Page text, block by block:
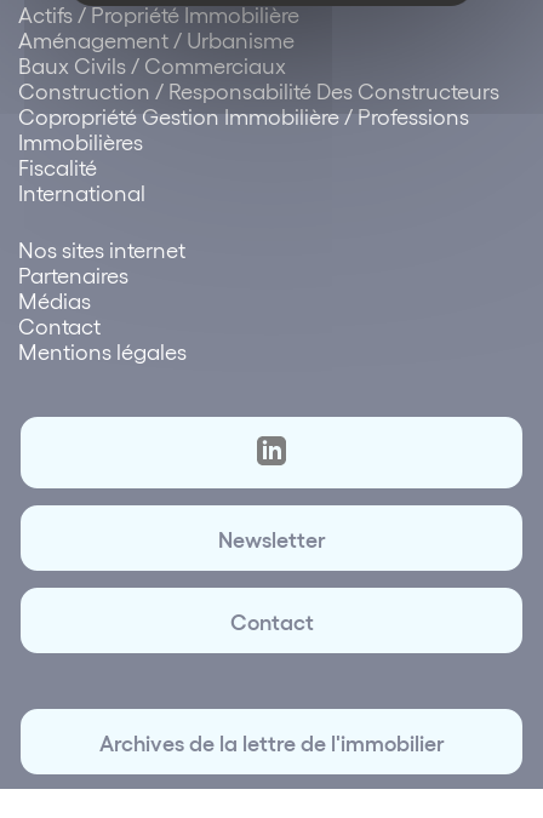
Actifs / Propriété Immobilière
Aménagement / Urbanisme
Baux Civils / Commerciaux
Construction / Responsabilité Des Constructeurs
Copropriété Gestion Immobilière / Professions
Immobilières
Fiscalité
International
Nos sites internet
Partenaires
Médias
Contact
Mentions légales
Newsletter
Contact
Archives de la lettre de l'immobilier